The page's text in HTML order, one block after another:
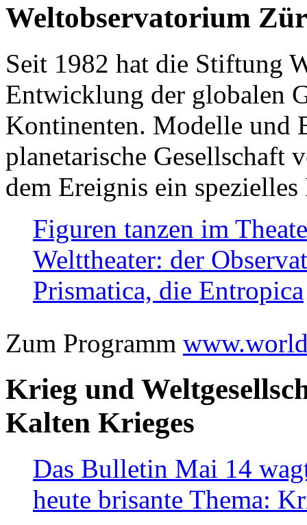
Weltobservatorium
Seit 1982 hat die Stiftung
Entwicklung der globalen
Kontinenten. Modelle und
planetarische Gesellschaft
dem Ereignis ein
Figuren tanzen im
Welttheater: der
Prismatica, die Entropica
Zum Programm
Krieg und
Kalten Krieges
Das Bulletin Mai 14
heute brisante Thema: